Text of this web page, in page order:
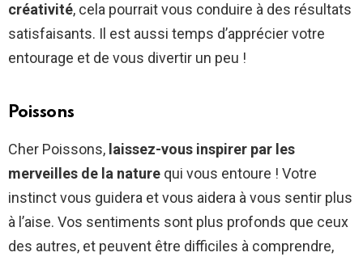
créativité, cela pourrait vous conduire à des résultats
satisfaisants. Il est aussi temps d’apprécier votre
entourage et de vous divertir un peu !
Poissons
Cher Poissons, laissez-vous inspirer par les
merveilles de la nature qui vous entoure ! Votre
instinct vous guidera et vous aidera à vous sentir plus
à l’aise. Vos sentiments sont plus profonds que ceux
des autres, et peuvent être difficiles à comprendre,